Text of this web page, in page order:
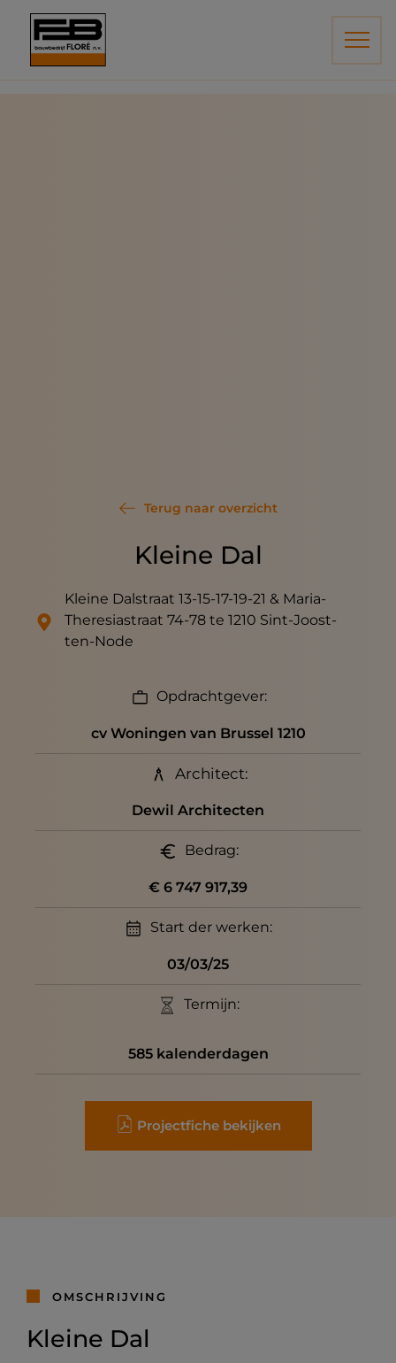
Terug naar overzicht
Kleine Dal
Kleine Dalstraat 13-15-17-19-21 & Maria-
Theresiastraat 74-78 te 1210 Sint-Joost-
ten-Node
Opdrachtgever:
cv Woningen van Brussel 1210
Architect:
Dewil Architecten
Bedrag:
€ 6 747 917,39
Start der werken:
03/03/25
Termijn:
585 kalenderdagen
Projectfiche bekijken
OMSCHRIJVING
Kleine Dal